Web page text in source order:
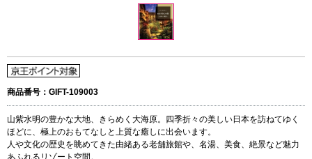
商品番号：GIFT-109003
山紫水明の豊かな大地、きらめく大海原。四季折々の美しい日本を訪ねてゆく
ほどに、極上のおもてなしと上質な癒しに出会います。
人や文化の歴史を眺めてきた由緒ある老舗旅館や、名湯、美食、絶景など魅力